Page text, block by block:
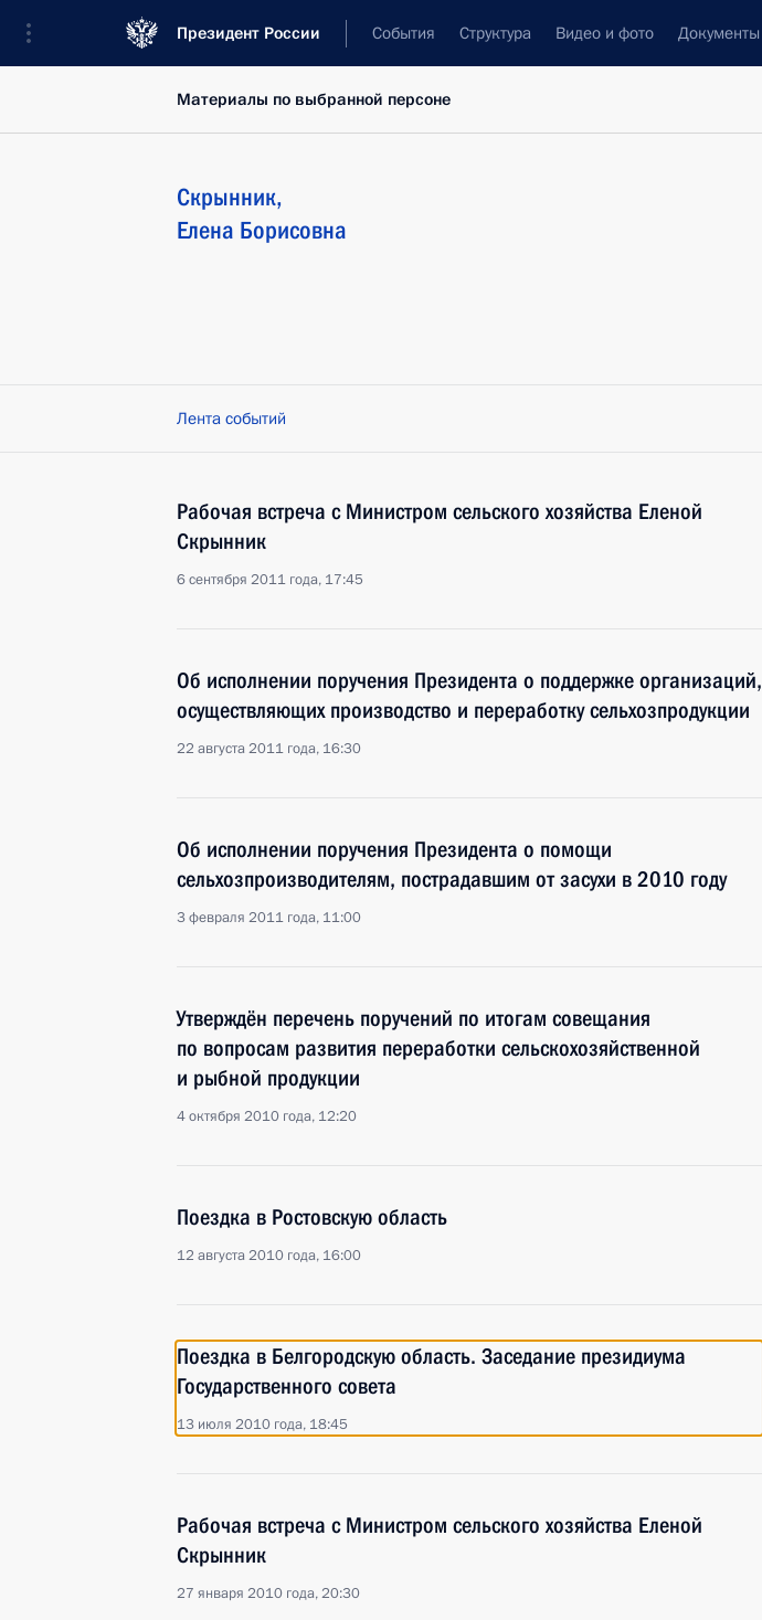
Президент России События Структура Видео и фото Документы
Материалы по выбранной персоне
Скрынник,
Елена Борисовна
Лента событий
Рабочая встреча с Министром сельского хозяйства Еленой
Скрынник
6 сентября 2011 года, 17:45
Об исполнении поручения Президента о поддержке организаций,
осуществляющих производство и переработку сельхозпродукции
22 августа 2011 года, 16:30
Об исполнении поручения Президента о помощи
сельхозпроизводителям, пострадавшим от засухи в 2010 году
3 февраля 2011 года, 11:00
Утверждён перечень поручений по итогам совещания
по вопросам развития переработки сельскохозяйственной
и рыбной продукции
4 октября 2010 года, 12:20
Поездка в Ростовскую область
12 августа 2010 года, 16:00
Поездка в Белгородскую область. Заседание президиума
Государственного совета
13 июля 2010 года, 18:45
Рабочая встреча с Министром сельского хозяйства Еленой
Скрынник
27 января 2010 года, 20:30